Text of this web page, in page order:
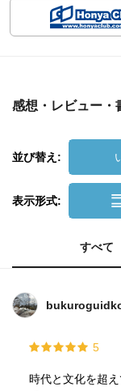
感想・レビュー・
並び替え:
表示形式:
すべて
5
時代と文化を超